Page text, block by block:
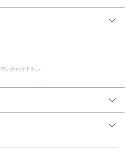
い合わせ下さい。
宝すること間違いなしです。
為、輸送中に多少破損する場合がございま